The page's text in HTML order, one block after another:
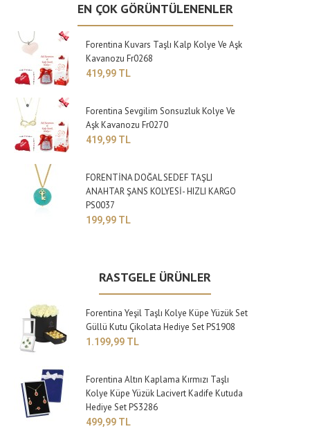
EN ÇOK GÖRÜNTÜLENENLER
Forentina Kuvars Taşlı Kalp Kolye Ve Aşk
Kavanozu Fr0268
419,99 TL
Forentina Sevgilim Sonsuzluk Kolye Ve
Aşk Kavanozu Fr0270
419,99 TL
FORENTİNA DOĞAL SEDEF TAŞLI
ANAHTAR ŞANS KOLYESİ- HIZLI KARGO
PS0037
199,99 TL
RASTGELE ÜRÜNLER
Forentina Yeşil Taşlı Kolye Küpe Yüzük Set
Güllü Kutu Çikolata Hediye Set PS1908
1.199,99 TL
Forentina Altın Kaplama Kırmızı Taşlı
Kolye Küpe Yüzük Lacivert Kadife Kutuda
Hediye Set PS3286
499,99 TL